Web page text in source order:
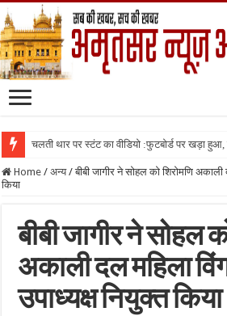
चलती थार पर स्टंट का वीडियो :फुटबोर्ड पर खड़ा
Home / अन्य / बीबी जागीर ने सोहल को शिरोमणि
किया
बीबी जागीर ने सोहल
अकाली दल महिला
उपाध्यक्ष नियुक्त किया